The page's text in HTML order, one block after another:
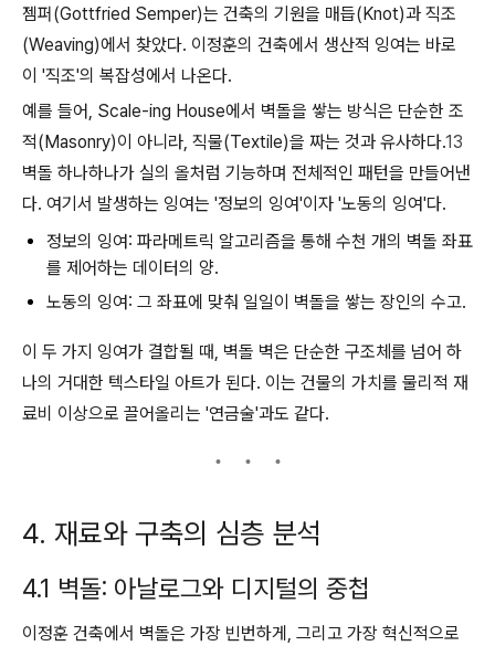
젬퍼(Gottfried Semper)는 건축의 기원을 매듭(Knot)과 직조
(Weaving)에서 찾았다. 이정훈의 건축에서 생산적 잉여는 바로
이 '직조'의 복잡성에서 나온다.
예를 들어, Scale-ing House에서 벽돌을 쌓는 방식은 단순한 조
적(Masonry)이 아니라, 직물(Textile)을 짜는 것과 유사하다.13
벽돌 하나하나가 실의 올처럼 기능하며 전체적인 패턴을 만들어낸
다. 여기서 발생하는 잉여는 '정보의 잉여'이자 '노동의 잉여'다.
정보의 잉여: 파라메트릭 알고리즘을 통해 수천 개의 벽돌 좌표
를 제어하는 데이터의 양.
노동의 잉여: 그 좌표에 맞춰 일일이 벽돌을 쌓는 장인의 수고.
이 두 가지 잉여가 결합될 때, 벽돌 벽은 단순한 구조체를 넘어 하
나의 거대한 텍스타일 아트가 된다. 이는 건물의 가치를 물리적 재
료비 이상으로 끌어올리는 '연금술'과도 같다.
4. 재료와 구축의 심층 분석
4.1 벽돌: 아날로그와 디지털의 중첩
이정훈 건축에서 벽돌은 가장 빈번하게, 그리고 가장 혁신적으로